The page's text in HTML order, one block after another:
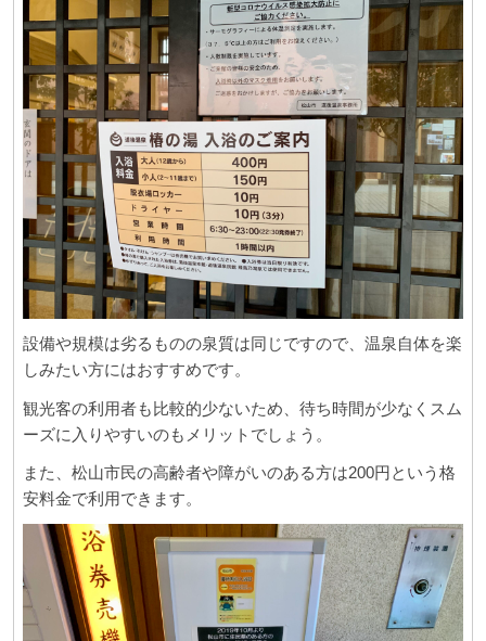
設備や規模は劣るものの泉質は同じですので、温泉自体を楽
しみたい方にはおすすめです。
観光客の利用者も比較的少ないため、待ち時間が少なくスム
ーズに入りやすいのもメリットでしょう。
また、松山市民の高齢者や障がいのある方は200円という格
安料金で利用できます。